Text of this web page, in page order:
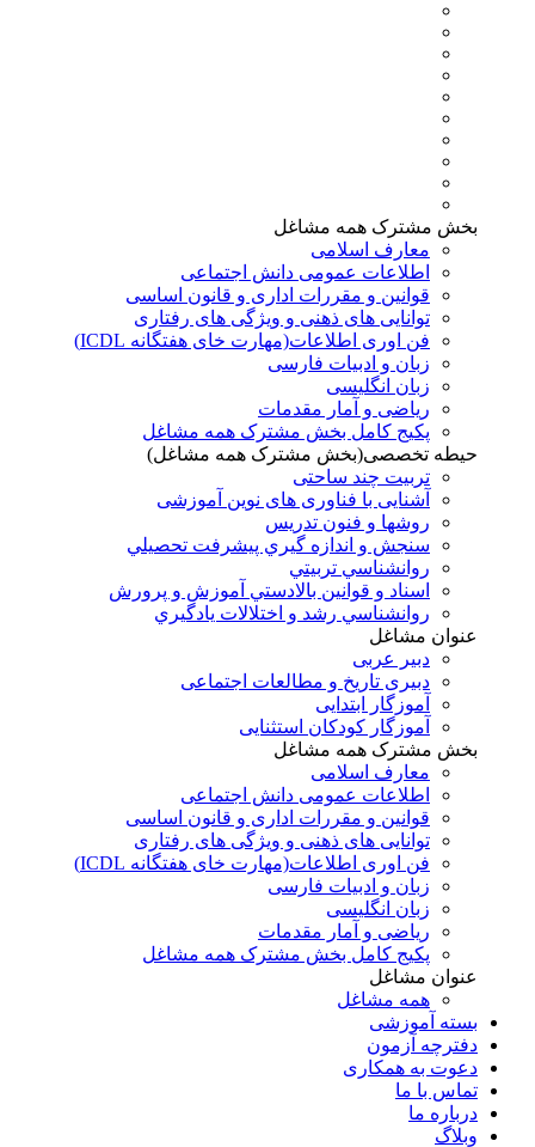
بخش مشترک همه مشاغل
معارف اسلامی
اطلاعات عمومی دانش اجتماعی
قوانین و مقررات اداری و قانون اساسی
توانایی های ذهنی و ویژگی های رفتاری
فن اوری اطلاعات(مهارت خای هفتگانه ICDL)
زبان و ادبیات فارسی
زبان انگلیسی
ریاضی و آمار مقدمات
پکیج کامل بخش مشترک همه مشاغل
حیطه تخصصی(بخش مشترک همه مشاغل)
تربیت چند ساحتی
آشنایی با فناوری های نوین آموزشی
روشها و فنون تدريس
سنجش و اندازه گيري پيشرفت تحصيلي
روانشناسي تربيتي
اسناد و قوانين بالادستي آموزش و پرورش
روانشناسي رشد و اختلالات يادگيري
عنوان مشاغل
دبير عربی
دبیری تاریخ و مطالعات اجتماعی
آموزگار ابتدایی
آموزگار کودکان استثنایی
بخش مشترک همه مشاغل
معارف اسلامی
اطلاعات عمومی دانش اجتماعی
قوانین و مقررات اداری و قانون اساسی
توانایی های ذهنی و ویژگی های رفتاری
فن اوری اطلاعات(مهارت خای هفتگانه ICDL)
زبان و ادبیات فارسی
زبان انگلیسی
ریاضی و آمار مقدمات
پکیج کامل بخش مشترک همه مشاغل
عنوان مشاغل
همه مشاغل
بسته آموزشی
دفترچه آزمون
دعوت به همکاری
تماس با ما
درباره ما
وبلاگ